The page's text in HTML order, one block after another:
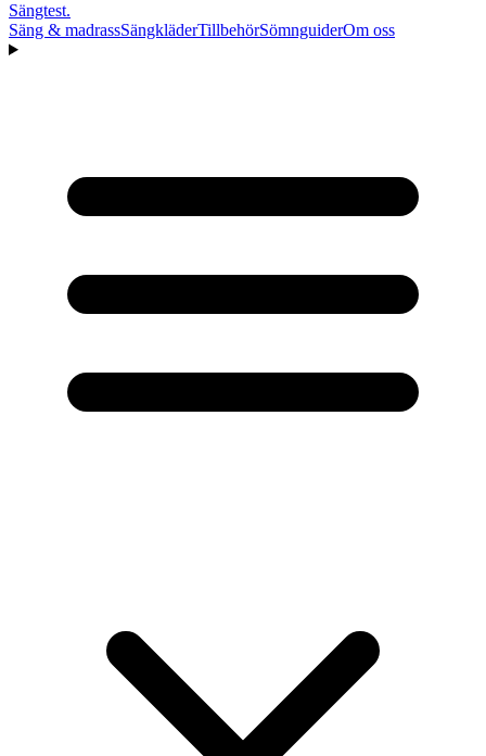
Sängtest.
Säng & madrassSängkläderTillbehörSömnguiderOm oss